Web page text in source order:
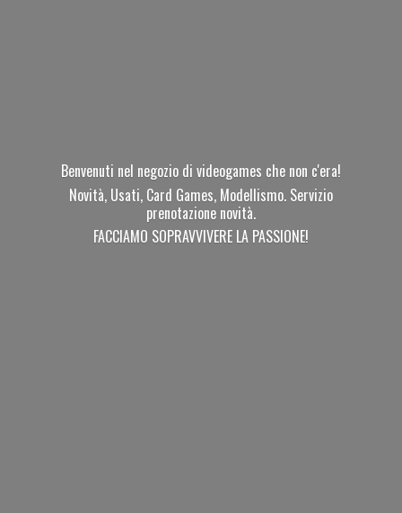
Benvenuti nel negozio di videogames che non c'era!
Novità, Usati, Card Games, Modellismo. Servizio
prenotazione novità.
FACCIAMO SOPRAVVIVERE LA PASSIONE!